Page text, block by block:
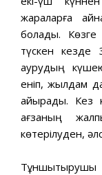
жараларға
болады. Көзге
түскен кезде
аурудың
еніп, жылдам
айырады. Кез
ағзаның
көтерілуден,